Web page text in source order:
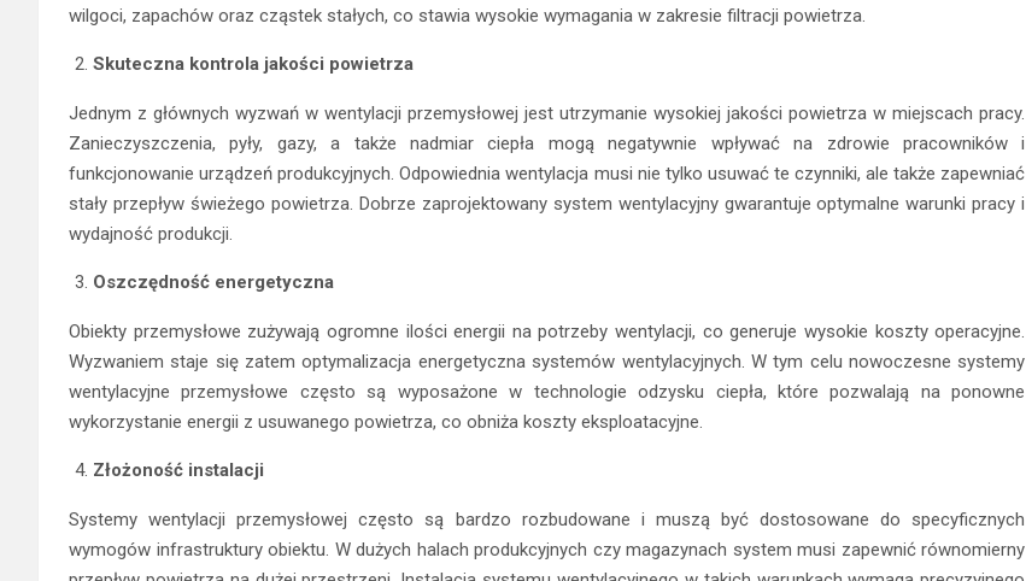
wilgoci, zapachów oraz cząstek stałych, co stawia wysokie wymagania w zakresie filtracji powietrza.
Skuteczna kontrola jakości powietrza
Jednym z głównych wyzwań w wentylacji przemysłowej jest utrzymanie wysokiej jakości powietrza w miejscach pracy.
Zanieczyszczenia, pyły, gazy, a także nadmiar ciepła mogą negatywnie wpływać na zdrowie pracowników i
funkcjonowanie urządzeń produkcyjnych. Odpowiednia wentylacja musi nie tylko usuwać te czynniki, ale także zapewniać
stały przepływ świeżego powietrza. Dobrze zaprojektowany system wentylacyjny gwarantuje optymalne warunki pracy i
wydajność produkcji.
Oszczędność energetyczna
Obiekty przemysłowe zużywają ogromne ilości energii na potrzeby wentylacji, co generuje wysokie koszty operacyjne.
Wyzwaniem staje się zatem optymalizacja energetyczna systemów wentylacyjnych. W tym celu nowoczesne systemy
wentylacyjne przemysłowe często są wyposażone w technologie odzysku ciepła, które pozwalają na ponowne
wykorzystanie energii z usuwanego powietrza, co obniża koszty eksploatacyjne.
Złożoność instalacji
Systemy wentylacji przemysłowej często są bardzo rozbudowane i muszą być dostosowane do specyficznych
wymogów infrastruktury obiektu. W dużych halach produkcyjnych czy magazynach system musi zapewnić równomierny